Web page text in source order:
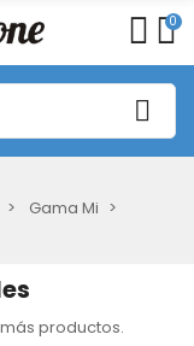
0
Gama Mi
productos.